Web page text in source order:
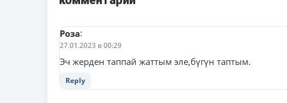
Роза:
27.01.2023 в 00:29
Эч жерден таппай жаттым эле,бүгүн таптым.
Reply